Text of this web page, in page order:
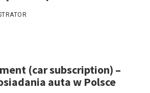
(car subscription) –
auta w Polsce